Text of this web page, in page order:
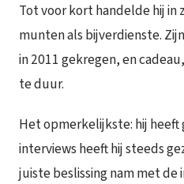
Tot voor kort handelde hij in
munten als bijverdienste.
in 2011 gekregen, en
te duur.
Het opmerkelijkste: hij heeft
interviews heeft hij steeds
juiste beslissing nam met